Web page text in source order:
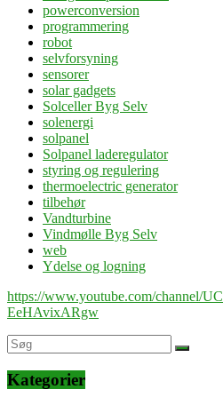
powerconversion
programmering
robot
selvforsyning
sensorer
solar gadgets
Solceller Byg Selv
solenergi
solpanel
Solpanel laderegulator
styring og regulering
thermoelectric generator
tilbehør
Vandturbine
Vindmølle Byg Selv
web
Ydelse og logning
https://www.youtube.com/channel/
EeHAvixARgw
Kategorier